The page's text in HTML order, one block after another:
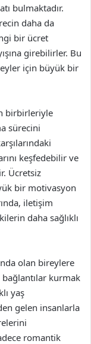
bulmaktadır.
daha da
bir ücret
girebilirler. Bu
için büyük bir
birbirleriyle
sürecini
keşfedebilir ve
Ücretsiz
bir motivasyon
iletişim
daha sağlıklı
olan bireylere
bağlantılar kurmak
yaş
gelen insanlarla
romantik